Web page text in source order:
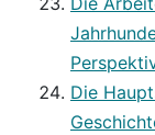
Die